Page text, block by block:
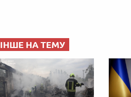
ІНШЕ НА ТЕМУ